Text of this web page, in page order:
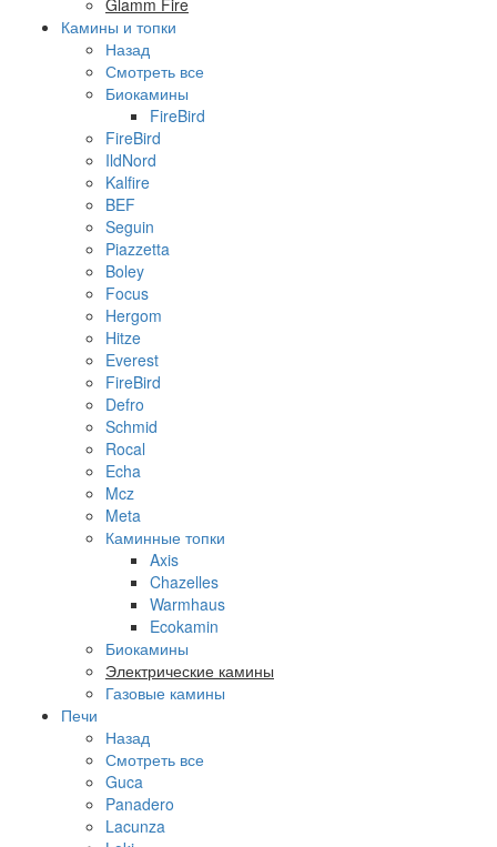
Камины и топки
Назад
Смотреть все
Биокамины
FireBird
FireBird
IldNord
Kalfire
BEF
Seguin
Piazzetta
Boley
Focus
Hergom
Hitze
Everest
FireBird
Defro
Schmid
Rocal
Echa
Mcz
Meta
Каминные топки
Axis
Chazelles
Warmhaus
Ecokamin
Биокамины
Электрические камины
Газовые камины
Печи
Назад
Смотреть все
Guca
Panadero
Lacunza